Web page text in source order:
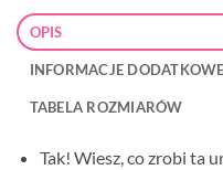
OPIS
INFORMACJE DODATKOWE
TABELA ROZMIARÓW
Tak! Wiesz, co zrobi ta